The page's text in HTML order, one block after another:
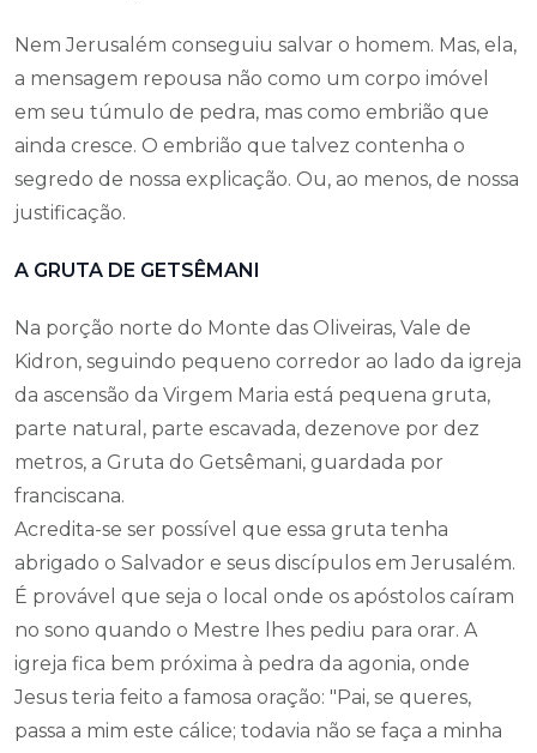
Nem Jerusalém conseguiu salvar o homem. Mas, ela,
a mensagem repousa não como um corpo imóvel
em seu túmulo de pedra, mas como embrião que
ainda cresce. O embrião que talvez contenha o
segredo de nossa explicação. Ou, ao menos, de nossa
justificação.
A GRUTA DE GETSÊMANI
Na porção norte do Monte das Oliveiras, Vale de
Kidron, seguindo pequeno corredor ao lado da igreja
da ascensão da Virgem Maria está pequena gruta,
parte natural, parte escavada, dezenove por dez
metros, a Gruta do Getsêmani, guardada por
franciscana.
Acredita-se ser possível que essa gruta tenha
abrigado o Salvador e seus discípulos em Jerusalém.
É provável que seja o local onde os apóstolos caíram
no sono quando o Mestre lhes pediu para orar. A
igreja fica bem próxima à pedra da agonia, onde
Jesus teria feito a famosa oração: "Pai, se queres,
passa a mim este cálice; todavia não se faça a minha